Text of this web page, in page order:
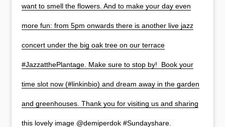
want to smell the flowers. And to make your day even
more fun: from 5pm onwards there is another live jazz
concert under the big oak tree on our terrace
#JazzatthePlantage. Make sure to stop by!⁠ ⁠ Book your
time slot now (#linkinbio) and dream away in the garden
and greenhouses. Thank you for visiting us and sharing
this lovely image @demiperdok #Sundayshare. ⁠